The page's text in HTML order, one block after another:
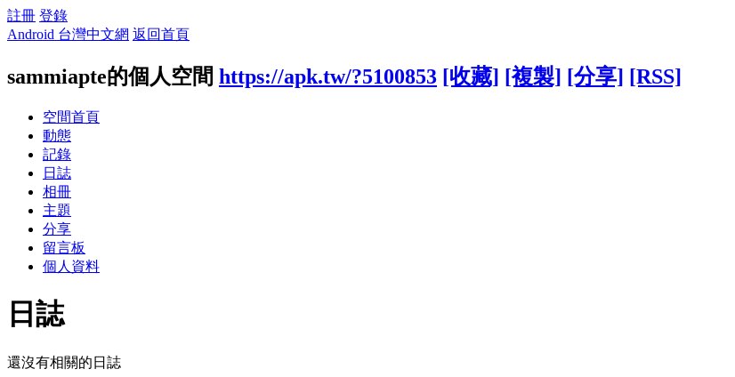
註冊 登錄
Android 台灣中文網 返回首頁
sammiapte的個人空間 https://apk.tw/?5100853 [收藏] [複製] [分享] [RSS]
空間首頁
動態
記錄
日誌
相冊
主題
分享
留言板
個人資料
日誌
還沒有相關的日誌